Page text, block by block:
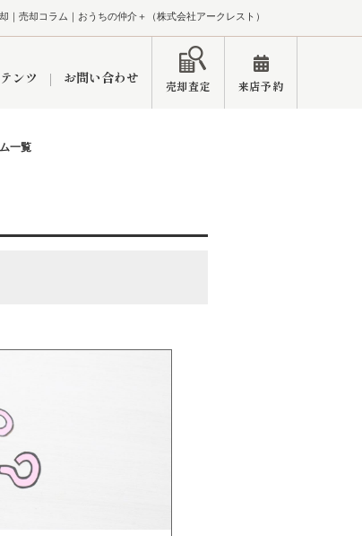
｜売却コラム｜おうちの仲介＋（株式会社アークレスト）
ンツ お問い合わせ 売却査定 来店予約
一覧